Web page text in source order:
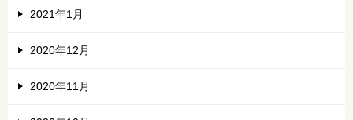
2021年1月
2020年12月
2020年11月